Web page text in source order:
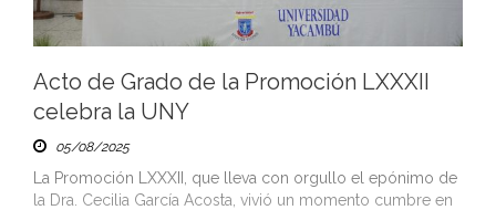
Acto de Grado de la Promoción LXXXII
celebra la UNY
05/08/2025
La Promoción LXXXII, que lleva con orgullo el epónimo de
la Dra. Cecilia García Acosta, vivió un momento cumbre en